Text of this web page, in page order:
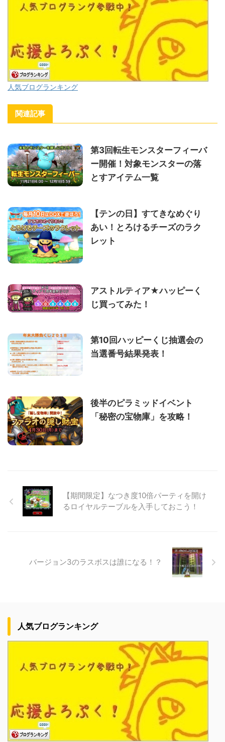
人気ブログランキング
関連記事
第3回転生モンスターフィーバ
ー開催！対象モンスターの落
とすアイテム一覧
【テンの日】すてきなめぐり
あい！とろけるチーズのラク
レット
アストルティア★ハッピーく
じ買ってみた！
第10回ハッピーくじ抽選会の
当選番号結果発表！
後半のピラミッドイベント
「秘密の宝物庫」を攻略！
【期間限定】なつき度10倍パーティを開け
るロイヤルテーブルを入手しておこう！
バージョン3のラスボスは誰になる！？
人気ブログランキング